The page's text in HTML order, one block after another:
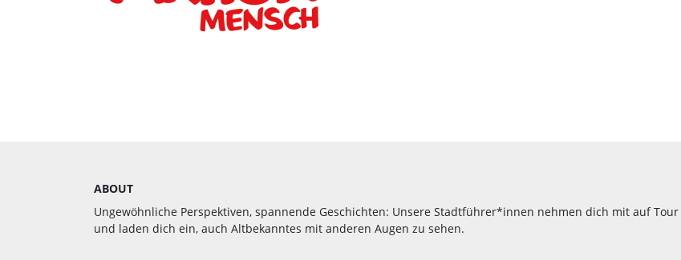
ABOUT
Ungewöhnliche Perspektiven, spannende Geschichten: Unsere Stadtführer*innen nehmen dich mit auf Tour
und laden dich ein, auch Alt­bekan­ntes mit anderen Augen zu sehen.